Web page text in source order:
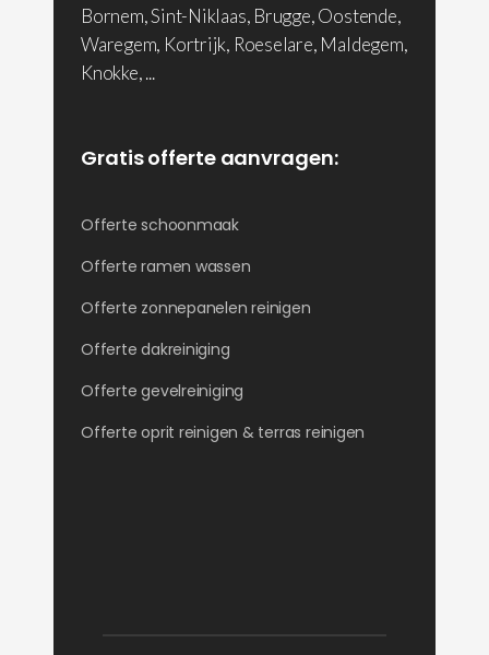
Bornem, Sint-Niklaas, Brugge, Oostende,
Waregem, Kortrijk, Roeselare, Maldegem,
Knokke, ...
Gratis offerte aanvragen:
Offerte schoonmaak
Offerte ramen wassen
Offerte zonnepanelen reinigen
Offerte dakreiniging
Offerte gevelreiniging
Offerte oprit reinigen & terras reinigen